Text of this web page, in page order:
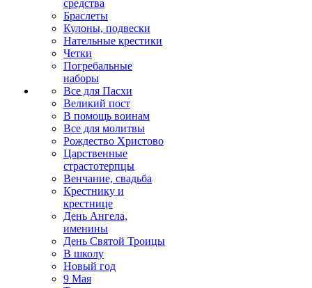
средства
Браслеты
Кулоны, подвески
Нательные крестики
Четки
Погребальные
наборы
Все для Пасхи
Великий пост
В помощь воинам
Все для молитвы
Рождество Христово
Царственные
страстотерпцы
Венчание, свадьба
Крестнику и
крестнице
День Ангела,
именины
День Святой Троицы
В школу
Новый год
9 Мая